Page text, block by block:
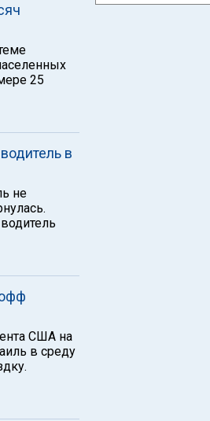
25
в
не
США на
в среду